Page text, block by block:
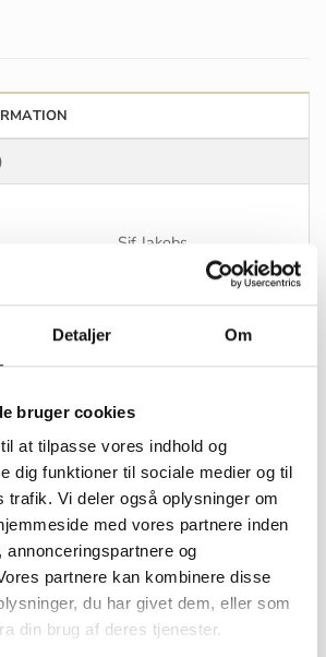
Detaljer Om
bruger cookies
at tilpasse vores indhold og
dig funktioner til sociale medier og til
trafik. Vi deler også oplysninger om
med vores partnere inden
annonceringspartnere og
partnere kan kombinere disse
du har givet dem, eller som
din brug af deres tjenester.
Sif Jakobs
45cm